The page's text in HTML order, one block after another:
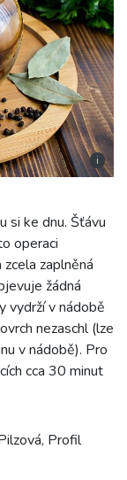
i
si ke dnu. Šťávu
operaci
zaplněná
žádná
vydrží v nádobě
nezaschl (lze
v nádobě). Pro
cca 30 minut
Profil